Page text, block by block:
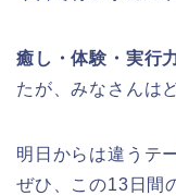
癒し・体験・実行
たが、みなさんは
明日からは違うテ
ぜひ、この13日間